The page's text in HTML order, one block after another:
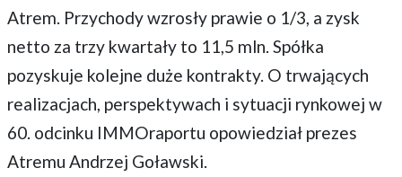
Atrem. Przychody wzrosły prawie o 1/3, a zysk
netto za trzy kwartały to 11,5 mln. Spółka
pozyskuje kolejne duże kontrakty. O trwających
realizacjach, perspektywach i sytuacji rynkowej w
60. odcinku IMMOraportu opowiedział prezes
Atremu Andrzej Goławski.